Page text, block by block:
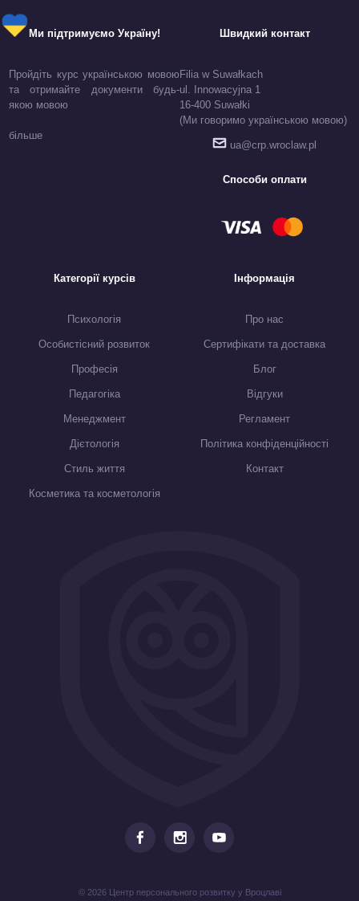
Ми підтримуємо Україну!
Пройдіть курс українською мовою
та отримайте документи будь-
якою мовою
більше
Категорії курсів
Психологія
Особистісний розвиток
Професія
Педагогіка
Менеджмент
Дієтологія
Стиль життя
Косметика та косметологія
© 2026 Центр персонального розвитку у Вроцлаві
Інформація
Про нас
Сертифікати та доставка
Блог
Відгуки
Регламент
Політика конфіденційності
Контакт
Швидкий контакт
Filia w Suwałkach
ul. Innowacyjna 1
16-400 Suwałki
(Ми говоримо українською мовою)
ua@crp.wroclaw.pl
Способи оплати